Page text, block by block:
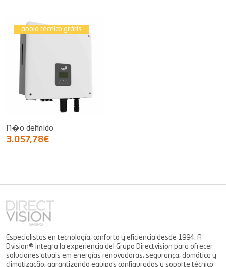
apoio técnico grátis
N�o definido
3.057,78€
Especialistas en tecnología, conforto y eficiencia desde 1994. A
Dvision® integra la experiencia del Grupo Directvision para ofrecer
soluciones atuais em energías renovadoras, segurança, domótica y
climatização, garantizando equipos configurados y soporte técnico